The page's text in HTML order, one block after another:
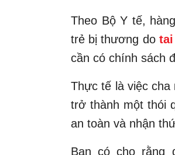
Theo Bộ Y tế,
trẻ bị thương do tai
cần có chính sách
Thực tế là việc cha
trở thành một thói
an toàn và nhận
Bạn có cho rằng